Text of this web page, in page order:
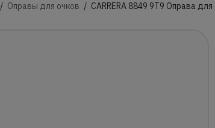
Оправы для очков CARRERA 8849 9T9 Оправа для